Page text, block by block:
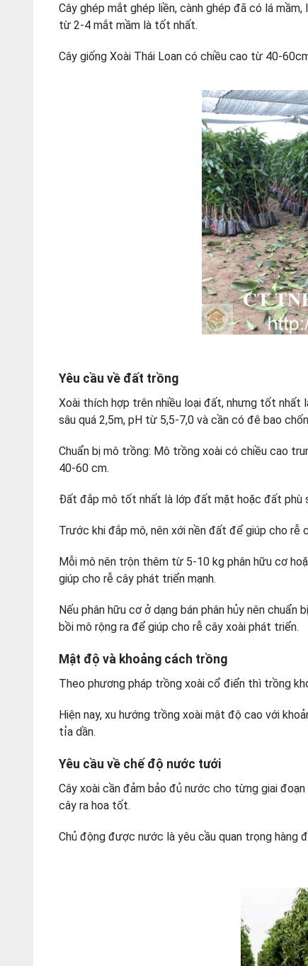
Cây ghép mắt ghép liền, cành ghép đã có lá
từ 2-4 mắt mầm là tốt nhất.
Cây giống Xoài Thái Loan có chiều cao từ 40-
Yêu cầu về đất trồng
Xoài thích hợp trên nhiều loại đất, nhưng tốt
sâu quá 2,5m, pH từ 5,5-7,0 và cần có đê bao
Chuẩn bị mô trồng: Mô trồng xoài có chiều cao
40-60 cm.
Đất đắp mô tốt nhất là lớp đất mặt hoặc đất phù
Trước khi đắp mô, nên xới nền đất để giúp cho rễ
Mỗi mô nên trộn thêm từ 5-10 kg phân hữu cơ
giúp cho rễ cây phát triển mạnh.
Nếu phân hữu cơ ở dạng bán phân hủy nên
bồi mô rộng ra để giúp cho rễ cây xoài phát triển.
Mật độ và khoảng cách trồng
Theo phương pháp trồng xoài cổ điển thì trồng
Hiện nay, xu hướng trồng xoài mật độ cao với
tỉa dần.
Yêu cầu về chế độ nước tưới
Cây xoài cần đảm bảo đủ nước cho từng giai
cây ra hoa tốt.
Chủ động được nước là yêu cầu quan trọng hàng